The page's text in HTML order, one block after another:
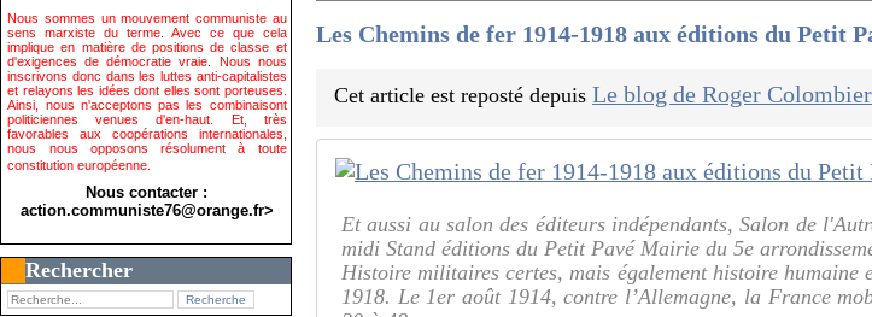
Nous sommes un mouvement communiste au
sens marxiste du terme. Avec ce que cela
implique en matière de positions de classe et
d'exigences de démocratie vraie. Nous nous
inscrivons donc dans les luttes anti-capitalistes
et relayons les idées dont elles sont porteuses.
Ainsi, nous n'acceptons pas les combinaisont
politiciennes venues d'en-haut. Et, très
favorables aux coopérations internationales,
nous nous opposons résolument à toute
constitution européenne.
Nous contacter :
action.communiste76@orange.fr>
Rechercher
Les Chemins de fer 1914-1918 aux éditions du Petit
Cet article est reposté depuisLe blog de Roger Colombier
Et aussi au salon des éditeurs indépendants, Salon de
midi Stand éditions du Petit Pavé Mairie du 5e
Histoire militaires certes, mais également histoire humaine
1918. Le 1er août 1914, contre l’Allemagne, la France